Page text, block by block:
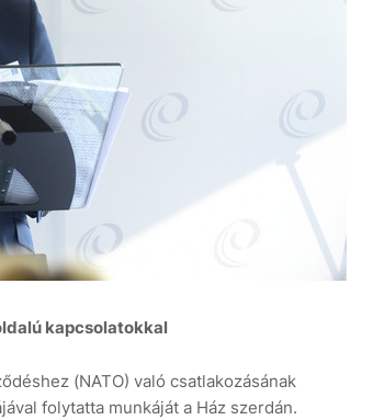
kapcsolatokkal
(NATO) való csatlakozásának
folytatta munkáját a Ház szerdán.